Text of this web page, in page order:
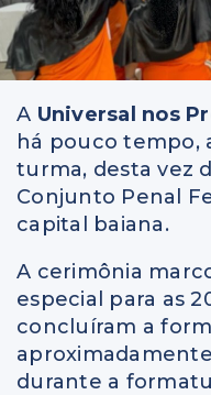
A Universal nos
há pouco tempo,
turma, desta vez
Conjunto Penal
capital baiana.
A cerimônia
especial para as
concluíram a
durante a